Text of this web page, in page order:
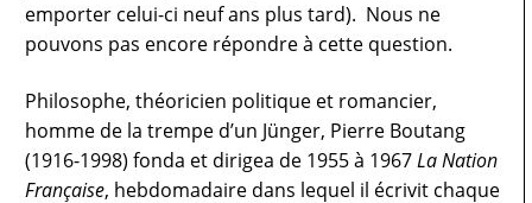
emporter celui-ci neuf ans plus tard). Nous ne
pouvons pas encore répondre à cette question.
Philosophe, théoricien politique et romancier,
homme de la trempe d’un Jünger, Pierre Boutang
(1916-1998) fonda et dirigea de 1955 à 1967La Nation
Française, hebdomadaire dans lequel il écrivit chaque